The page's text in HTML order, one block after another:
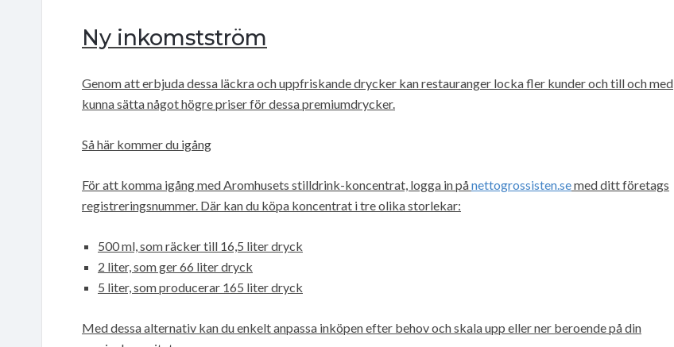
Ny inkomstström
Genom att erbjuda dessa läckra och uppfriskande drycker kan restauranger locka fler kunder och till och med
kunna sätta något högre priser för dessa premiumdrycker.
Så här kommer du igång
För att komma igång med Aromhusets stilldrink-koncentrat, logga in pånettogrossisten.semed ditt företags
registreringsnummer. Där kan du köpa koncentrat i tre olika storlekar:
500 ml, som räcker till 16,5 liter dryck
2 liter, som ger 66 liter dryck
5 liter, som producerar 165 liter dryck
Med dessa alternativ kan du enkelt anpassa inköpen efter behov och skala upp eller ner beroende på din